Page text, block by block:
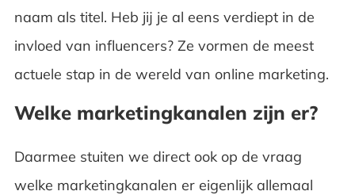
naam als titel. Heb jij je al eens verdiept in de
invloed van influencers? Ze vormen de meest
actuele stap in de wereld van online marketing.
Welke marketingkanalen zijn er?
Daarmee stuiten we direct ook op de vraag
welke marketingkanalen er eigenlijk allemaal